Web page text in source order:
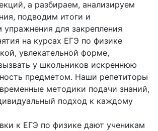
а разбираем, анализируем
подводим итоги и
упражнения для закрепления
на курсах ЕГЭ по физике
увлекательной форме,
у школьников искреннюю
предметом. Наши репетиторы
методики подачи знаний,
подход к каждому
к ЕГЭ по физике дают ученикам